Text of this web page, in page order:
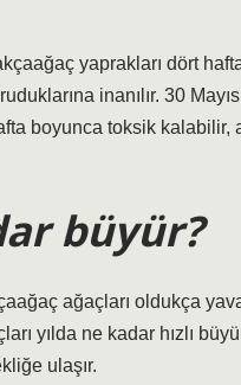
yaprakları dört
inanılır. 30
boyunca toksik
büyür?
ağaçları oldukça
yılda ne kadar hızlı
ulaşır.